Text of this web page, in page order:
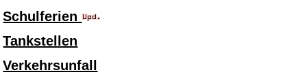
Schulferien
Tankstellen
Verkehrsunfall